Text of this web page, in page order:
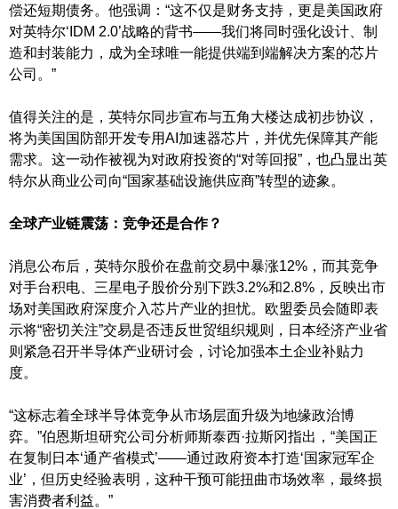
偿还短期债务。他强调：“这不仅是财务支持，更是美国政府
对英特尔‘IDM 2.0’战略的背书——我们将同时强化设计、制
造和封装能力，成为全球唯一能提供端到端解决方案的芯片
公司。”
值得关注的是，英特尔同步宣布与五角大楼达成初步协议，
将为美国国防部开发专用AI加速器芯片，并优先保障其产能
需求。这一动作被视为对政府投资的“对等回报”，也凸显出英
特尔从商业公司向“国家基础设施供应商”转型的迹象。
全球产业链震荡：竞争还是合作？
消息公布后，英特尔股价在盘前交易中暴涨12%，而其竞争
对手台积电、三星电子股价分别下跌3.2%和2.8%，反映出市
场对美国政府深度介入芯片产业的担忧。欧盟委员会随即表
示将“密切关注”交易是否违反世贸组织规则，日本经济产业省
则紧急召开半导体产业研讨会，讨论加强本土企业补贴力
度。
“这标志着全球半导体竞争从市场层面升级为地缘政治博
弈。”伯恩斯坦研究公司分析师斯泰西·拉斯冈指出，“美国正
在复制日本‘通产省模式’——通过政府资本打造‘国家冠军企
业’，但历史经验表明，这种干预可能扭曲市场效率，最终损
害消费者利益。”